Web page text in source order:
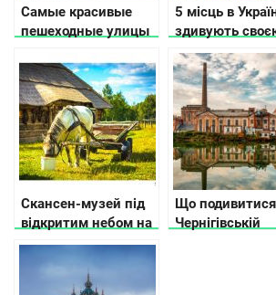
Самые красивые
пешеходные улицы
Украины
5 місць в
здивують
історією та
Скансен-музей під
відкритим небом на
Волині
Що
Чернігівській